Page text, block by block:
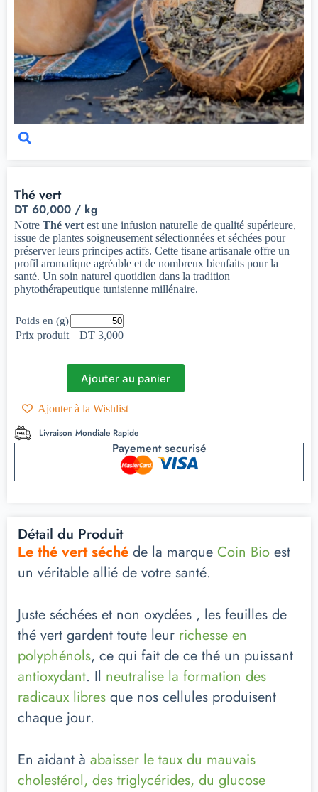
Thé vert
DT 60,000 / kg
Notre Thé vert est une infusion naturelle de qualité supérieure,
issue de plantes soigneusement sélectionnées et séchées pour
préserver leurs principes actifs. Cette tisane artisanale offre un
profil aromatique agréable et de nombreux bienfaits pour la
santé. Un soin naturel quotidien dans la tradition
phytothérapeutique tunisienne millénaire.
Poids en (g)
Prix produit DT 3,000
Ajouter au panier
Ajouter à la Wishlist
Livraison Mondiale Rapide
Payement securisé
Détail du Produit
Le thé vert séché de la marque Coin Bio est
un véritable allié de votre santé.
Juste séchées et non oxydées , les feuilles de
thé vert gardent toute leur richesse en
polyphénols, ce qui fait de ce thé un puissant
antioxydant. Il neutralise la formation des
radicaux libres que nos cellules produisent
chaque jour.
En aidant à abaisser le taux du mauvais
cholestérol, des triglycérides, du glucose